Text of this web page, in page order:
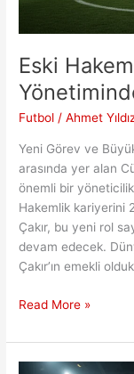
Eski
Futbol /Ahmet
Yeni Görev ve
arasında yer alan
önemli bir yöneticilik
Hakemlik kariyerini
Çakır, bu yeni rol
devam edecek.
Çakır’ın emekli
Eski
Çakır,
Dünya
Read More »